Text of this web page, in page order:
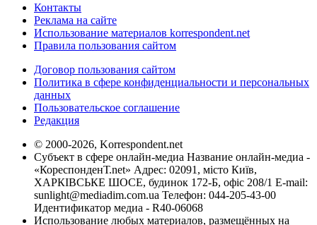
Контакты
Реклама на сайте
Использование материалов korrespondent.net
Правила пользования сайтом
Договор пользования сайтом
Политика в сфере конфиденциальности и персональных
данных
Пользовательское соглашение
Редакция
© 2000-2026, Korrespondent.net
Субъект в сфере онлайн-медиа Название онлайн-медиа -
«КореспонденТ.net» Адрес: 02091, місто Київ,
ХАРКІВСЬКЕ ШОСЕ, будинок 172-Б, офіс 208/1 E-mail:
sunlight@mediadim.com.ua Телефон: 044-205-43-00
Идентификатор медиа - R40-06068
Использование любых материалов, размещённых на